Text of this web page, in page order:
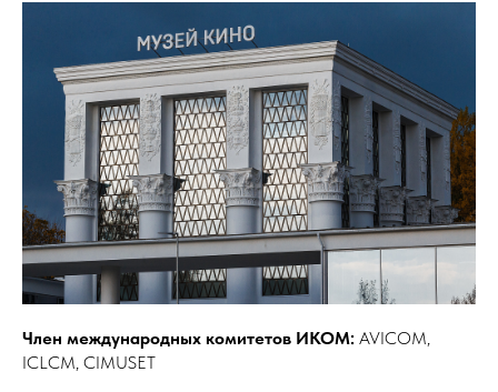
Член международных комитетов ИКОМ: AVICOM,
ICLСM, CIMUSET